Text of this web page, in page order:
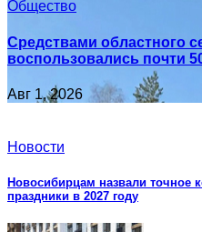
Общество
Средствами областного
воспользовались почти
Авг 1, 2026
Новости
Новосибирцам назвали точное
праздники в 2027 году